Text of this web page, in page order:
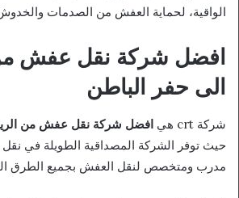
الواقية، لحماية العفش من الصدمات والخدوش
افضل شركة نقل عفش
الى حفر الباطن
شركة crt هي
افضل شركة نقل عفش من
حيث توفر الشركة المصداقية الطويلة في
مدرب ومتخصص لنقل العفش بجميع الطرق